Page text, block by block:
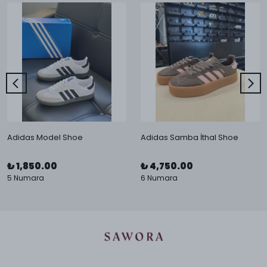
Adidas Model Shoe
₺ 1,850.00
5 Numara
Adidas Samba İthal Shoe
₺ 4,750.00
6 Numara